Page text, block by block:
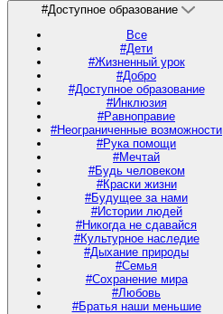
#Доступное образование
Все
#Дети
#Жизненный урок
#Добро
#Доступное образование
#Инклюзия
#Равноправие
#Неограниченные возможности
#Рука помощи
#Мечтай
#Будь человеком
#Краски жизни
#Будущее за нами
#Истории людей
#Никогда не сдавайся
#Культурное наследие
#Дыхание природы
#Семья
#Сохранение мира
#Любовь
#Братья наши меньшие